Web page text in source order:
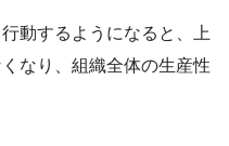
動するようになると、上
なり、組織全体の生産性